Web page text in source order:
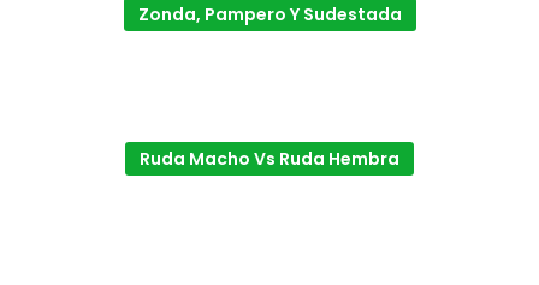
Zonda, Pampero Y Sudestada
Ruda Macho Vs Ruda Hembra